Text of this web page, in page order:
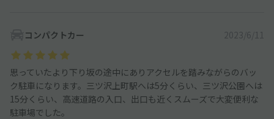
コンパクトカー 2023/6/11
思っていたより下り坂の途中にありアクセルを踏みながらのバッ
ク駐車になります。三ツ沢上町駅へは5分くらい、三ツ沢公園へは
15分くらい、高速道路の入口、出口も近くスムーズで大変便利な
駐車場でした。